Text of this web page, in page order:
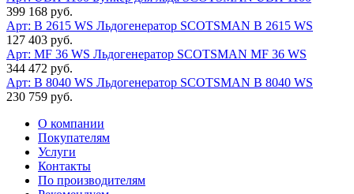
399 168 руб.
Арт: B 2615 WS Льдогенератор SCOTSMAN B 2615 WS
127 403 руб.
Арт: MF 36 WS Льдогенератор SCOTSMAN MF 36 WS
344 472 руб.
Арт: B 8040 WS Льдогенератор SCOTSMAN B 8040 WS
230 759 руб.
О компании
Покупателям
Услуги
Контакты
По производителям